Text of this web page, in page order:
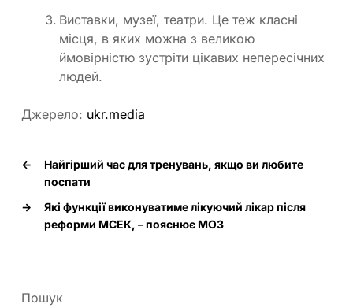
Виставки, музеї, театри. Це теж класні
місця, в яких можна з великою
ймовірністю зустріти цікавих непересічних
людей.
Джерело: ukr.media
←
Найгірший час для тренувань, якщо ви любите
поспати
→
Які функції виконуватиме лікуючий лікар після
реформи МСЕК, – пояснює МОЗ
Пошук